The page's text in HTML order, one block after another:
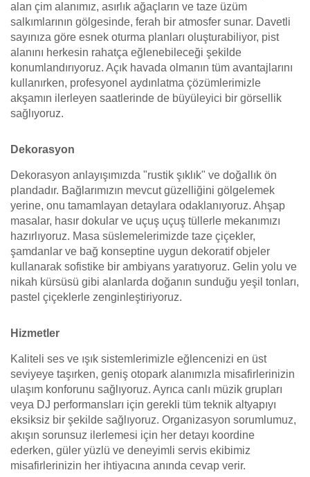
alan çim alanımız, asırlık ağaçların ve taze üzüm
salkımlarının gölgesinde, ferah bir atmosfer sunar. Davetli
sayınıza göre esnek oturma planları oluşturabiliyor, pist
alanını herkesin rahatça eğlenebileceği şekilde
konumlandırıyoruz. Açık havada olmanın tüm avantajlarını
kullanırken, profesyonel aydınlatma çözümlerimizle
akşamın ilerleyen saatlerinde de büyüleyici bir görsellik
sağlıyoruz.
Dekorasyon
Dekorasyon anlayışımızda "rustik şıklık" ve doğallık ön
plandadır. Bağlarımızın mevcut güzelliğini gölgelemek
yerine, onu tamamlayan detaylara odaklanıyoruz. Ahşap
masalar, hasır dokular ve uçuş uçuş tüllerle mekanımızı
hazırlıyoruz. Masa süslemelerimizde taze çiçekler,
şamdanlar ve bağ konseptine uygun dekoratif objeler
kullanarak sofistike bir ambiyans yaratıyoruz. Gelin yolu ve
nikah kürsüsü gibi alanlarda doğanın sunduğu yeşil tonları,
pastel çiçeklerle zenginleştiriyoruz.
Hizmetler
Kaliteli ses ve ışık sistemlerimizle eğlencenizi en üst
seviyeye taşırken, geniş otopark alanımızla misafirlerinizin
ulaşım konforunu sağlıyoruz. Ayrıca canlı müzik grupları
veya DJ performansları için gerekli tüm teknik altyapıyı
eksiksiz bir şekilde sağlıyoruz. Organizasyon sorumlumuz,
akışın sorunsuz ilerlemesi için her detayı koordine
ederken, güler yüzlü ve deneyimli servis ekibimiz
misafirlerinizin her ihtiyacına anında cevap verir.